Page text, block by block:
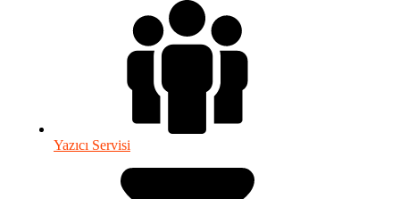
Yazıcı Servisi